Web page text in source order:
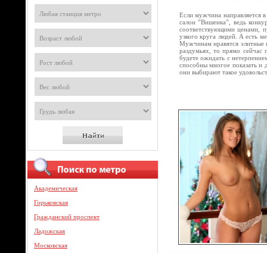
Академическая
Горьковская
Гражданский проспект
Ладожская
Московская
Если мужчина направляется
салон ”Вишенка”, ведь
соответствующими ценами,
узкого круга людей. А есть
Мужчинам нравятся элитные
раздумьях, то прямо сейчас
будете ожидать с
способны многое показать и
они выбирают такое